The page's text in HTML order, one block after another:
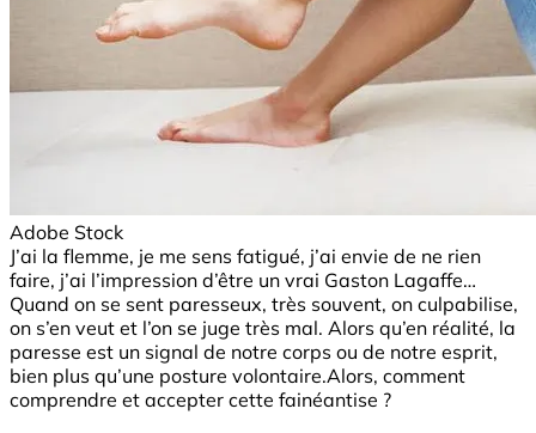
Adobe Stock
J’ai la flemme, je me sens fatigué, j’ai envie de ne rien
faire, j’ai l’impression d’être un vrai Gaston Lagaffe…
Quand on se sent paresseux, très souvent, on culpabilise,
on s’en veut et l’on se juge très mal. Alors qu’en réalité, la
paresse est un signal de notre corps ou de notre esprit,
bien plus qu’une posture volontaire.Alors, comment
comprendre et accepter cette fainéantise ?